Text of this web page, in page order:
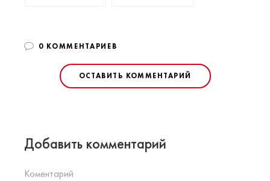
0 КОММЕНТАРИЕВ
ОСТАВИТЬ КОММЕНТАРИЙ
Добавить комментарий
Коментарий